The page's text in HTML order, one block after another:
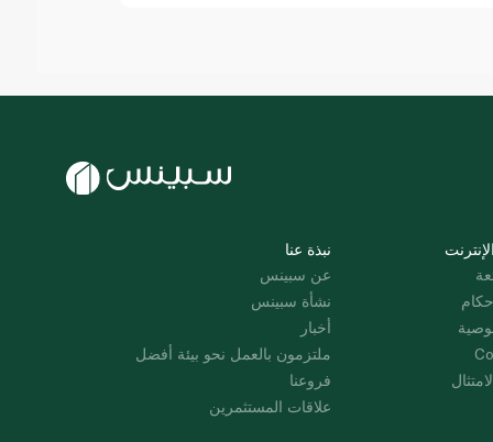
نبذة عنا
عن سبينس
نشأة سبينس
أخبار
ملتزمون بالعمل نحو بيئة أفضل
فروعنا
علاقات المستثمرين